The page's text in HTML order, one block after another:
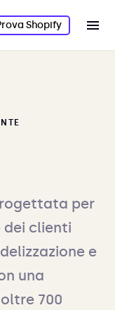
Shopify
per
dei clienti
e
una
700